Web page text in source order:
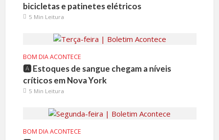
bicicletas e patinetes elétricos
5 Min Leitura
BOM DIA ACONTECE
🅰️ Estoques de sangue chegam a níveis
críticos em Nova York
5 Min Leitura
BOM DIA ACONTECE